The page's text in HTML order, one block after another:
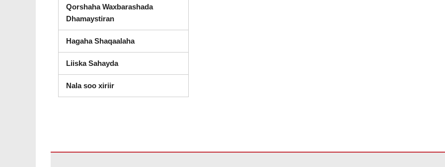
Qorshaha Waxbarashada
Dhamaystiran
Hagaha Shaqaalaha
Liiska Sahayda(wuxuu ka furmay daaqad cusub)
Nala soo xiriir